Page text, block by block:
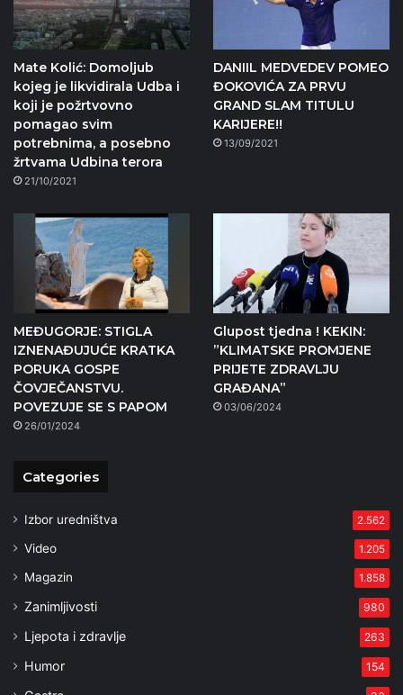
Mate Kolić: Domoljub
kojeg je likvidirala Udba i
koji je požrtvovno
pomagao svim
potrebnima, a posebno
žrtvama Udbina terora
21/10/2021
DANIIL MEDVEDEV POMEO
ĐOKOVIĆA ZA PRVU
GRAND SLAM TITULU
KARIJERE!!
13/09/2021
MEĐUGORJE: STIGLA
IZNENAĐUJUĆE KRATKA
PORUKA GOSPE
ČOVJEČANSTVU.
POVEZUJE SE S PAPOM
26/01/2024
Glupost tjedna ! KEKIN:
”KLIMATSKE PROMJENE
PRIJETE ZDRAVLJU
GRAĐANA”
03/06/2024
Categories
Izbor uredništva 2.562
Video 1.205
Magazin 1.858
Zanimljivosti 980
Ljepota i zdravlje 263
Humor 154